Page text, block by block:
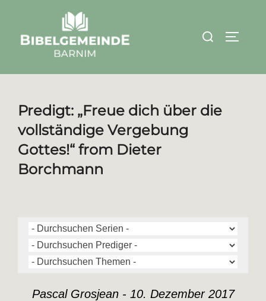
springen
Suchen
Predigt: „Freue dich über die
vollständige Vergebung
Gottes!“ from Dieter
Borchmann
Pascal Grosjean - 10. Dezember 2017